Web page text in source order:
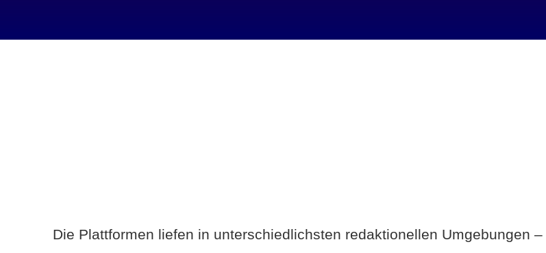
Die Plattformen liefen in unterschiedlichsten redaktionellen Umgebungen